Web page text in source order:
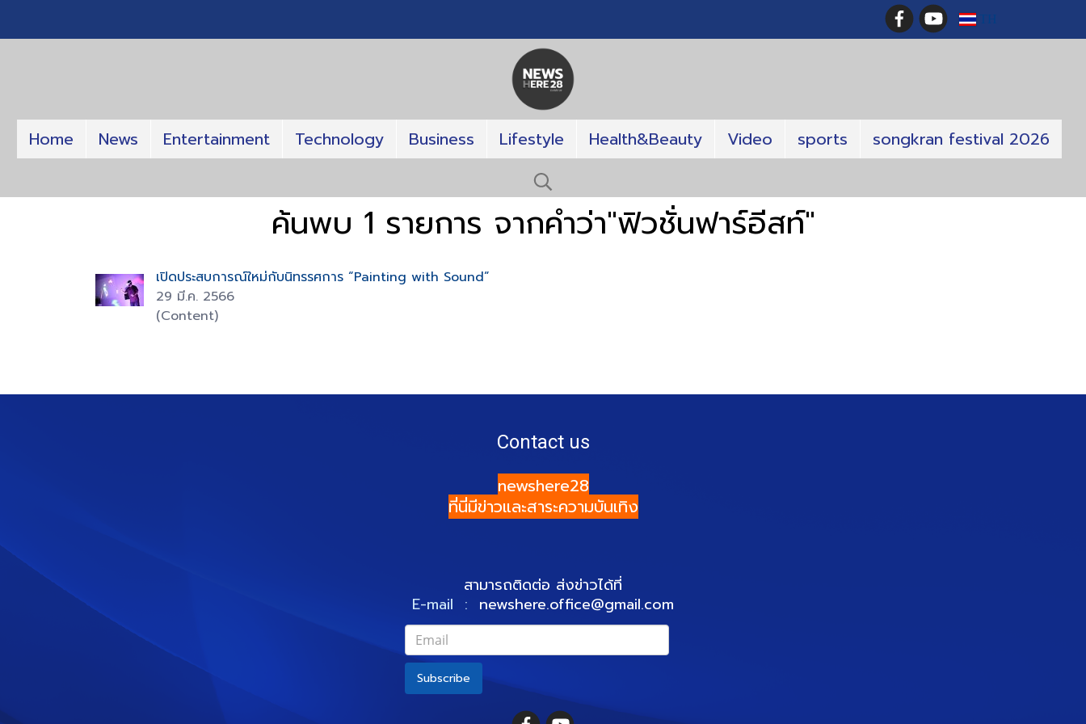
TH
Home News Entertainment Technology Business Lifestyle Health&Beauty Video sports songkran festival 2026
ค้นพบ 1 รายการ จากคำว่า"ฟิวชั่นฟาร์อีสท์"
เปิดประสบการณ์ใหม่กับนิทรรศการ “Painting with Sound”
29 มี.ค. 2566
(Content)
Contact us
newshere28
ที่นี่มีข่าวและสาระความบันเทิง
สามารถติดต่อ ส่งข่าวได้ที่
E-mail : newshere.office@gmail.com
Subscribe